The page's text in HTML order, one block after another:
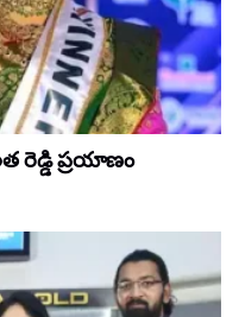
రెడ్డి ప్రయాణం